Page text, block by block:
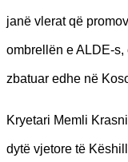
janë vlerat që
ombrellën e ALDE-s,
zbatuar edhe në
Kryetari Memli
dytë vjetore të